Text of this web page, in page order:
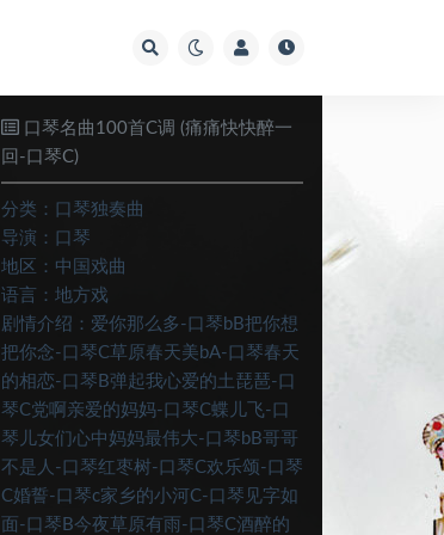
口琴名曲100首C调 (痛痛快快醉一
回-口琴C)
分类： 口琴独奏曲
导演： 口琴
地区： 中国戏曲
语言： 地方戏
剧情介绍： 爱你那么多-口琴bB把你想
把你念-口琴C草原春天美bA-口琴春天
的相恋-口琴B弹起我心爱的土琵琶-口
琴C党啊亲爱的妈妈-口琴C蝶儿飞-口
琴儿女们心中妈妈最伟大-口琴bB哥哥
不是人-口琴红枣树-口琴C欢乐颂-口琴
C婚誓-口琴c家乡的小河C-口琴见字如
面-口琴B今夜草原有雨-口琴C酒醉的